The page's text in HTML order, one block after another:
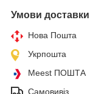
Умови доставки
Нова Пошта
Укрпошта
Meest ПОШТА
Самовивіз